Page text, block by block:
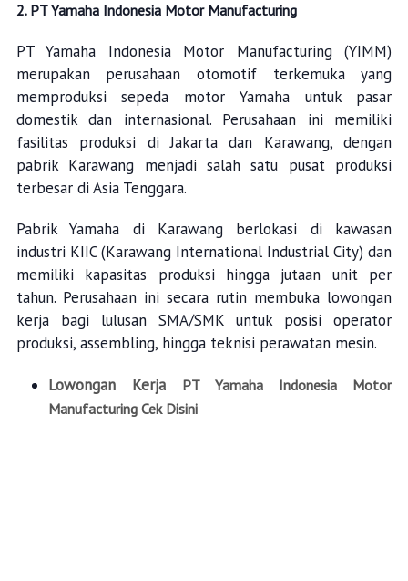
2. PT Yamaha Indonesia Motor Manufacturing
PT Yamaha Indonesia Motor Manufacturing (YIMM)
merupakan perusahaan otomotif terkemuka yang
memproduksi sepeda motor Yamaha untuk pasar
domestik dan internasional. Perusahaan ini memiliki
fasilitas produksi di Jakarta dan Karawang, dengan
pabrik Karawang menjadi salah satu pusat produksi
terbesar di Asia Tenggara.
Pabrik Yamaha di Karawang berlokasi di kawasan
industri KIIC (Karawang International Industrial City) dan
memiliki kapasitas produksi hingga jutaan unit per
tahun. Perusahaan ini secara rutin membuka lowongan
kerja bagi lulusan SMA/SMK untuk posisi operator
produksi, assembling, hingga teknisi perawatan mesin.
Lowongan Kerja
PT Yamaha Indonesia Motor
Manufacturing Cek Disini